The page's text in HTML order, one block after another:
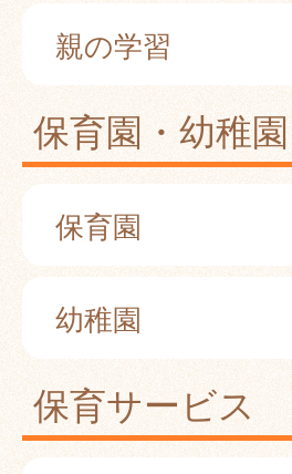
親の学習
保育園・幼稚園
保育園
幼稚園
保育サービス